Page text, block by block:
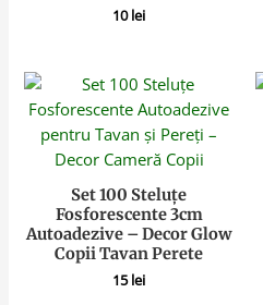
10lei
Set 100 Steluțe
Fosforescente 3cm
Autoadezive – Decor Glow
Copii Tavan Perete
15lei